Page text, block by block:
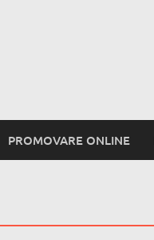
PROMOVARE ONLINE